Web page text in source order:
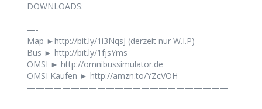
DOWNLOADS:
———————————————————————
—-
Map ►http://bit.ly/1i3NqsJ (derzeit nur W.I.P)
Bus ► http://bit.ly/1fjsYms
OMSI ► http://omnibussimulator.de
OMSI Kaufen ► http://amzn.to/YZcVOH
———————————————————————
—-